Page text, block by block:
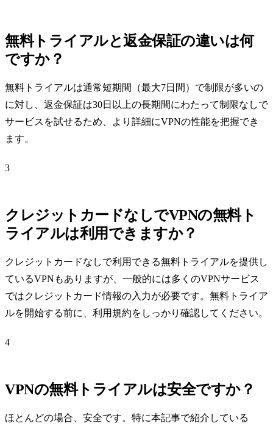
無料トライアルと返金保証の違いは何
ですか？
無料トライアルは通常短期間（最大7日間）で制限が多いの
に対し、返金保証は30日以上の長期間にわたって制限なしで
サービスを試せるため、より詳細にVPNの性能を把握でき
ます。
3
クレジットカードなしでVPNの無料ト
ライアルは利用できますか？
クレジットカードなしで利用できる無料トライアルを提供し
ているVPNもありますが、一般的には多くのVPNサービス
ではクレジットカード情報の入力が必要です。無料トライア
ルを開始する前に、利用規約をしっかり確認してください。
4
VPNの無料トライアルは安全ですか？
ほとんどの場合、安全です。特に本記事で紹介している